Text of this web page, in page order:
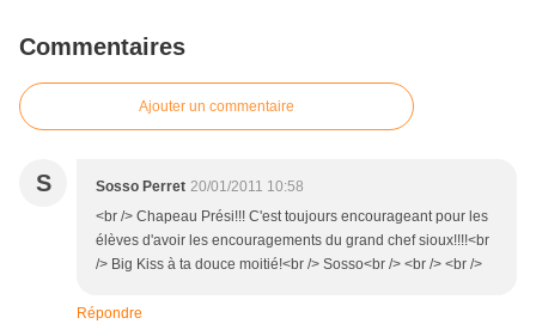
Commentaires
Ajouter un commentaire
S Sosso Perret 20/01/2011 10:58
<br /> Chapeau Prési!!! C'est toujours encourageant pour les
élèves d'avoir les encouragements du grand chef sioux!!!!<br
/> Big Kiss à ta douce moitié!<br /> Sosso<br /> <br /> <br />
Répondre